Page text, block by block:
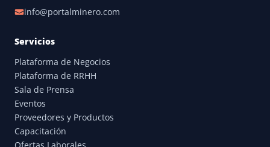
info@portalminero.com
Servicios
Plataforma de Negocios
Plataforma de RRHH
Sala de Prensa
Eventos
Proveedores y Productos
Capacitación